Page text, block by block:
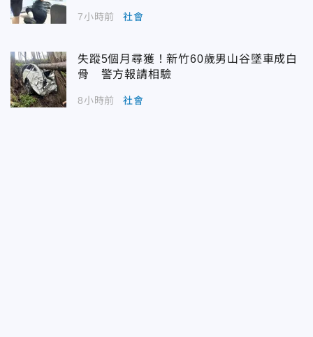
7小時前 社會
失蹤5個月尋獲！新竹60歲男山谷墜車成白
骨 警方報請相驗
8小時前 社會